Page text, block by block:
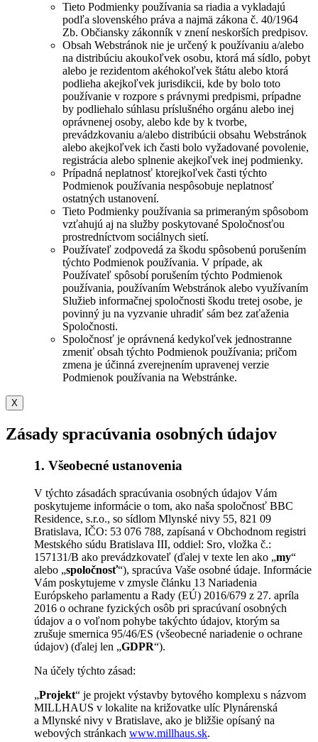
Tieto Podmienky používania sa riadia a vykladajú
podľa slovenského práva a najmä zákona č. 40/1964
Zb. Občiansky zákonník v znení neskorších predpisov.
Obsah Webstránok nie je určený k používaniu a/alebo
na distribúciu akoukoľvek osobu, ktorá má sídlo, pobyt
alebo je rezidentom akéhokoľvek štátu alebo ktorá
podlieha akejkoľvek jurisdikcii, kde by bolo toto
používanie v rozpore s právnymi predpismi, prípadne
by podliehalo súhlasu príslušného orgánu alebo inej
oprávnenej osoby, alebo kde by k tvorbe,
prevádzkovaniu a/alebo distribúcii obsahu Webstránok
alebo akejkoľvek ich časti bolo vyžadované povolenie,
registrácia alebo splnenie akejkoľvek inej podmienky.
Prípadná neplatnosť ktorejkoľvek časti týchto
Podmienok používania nespôsobuje neplatnosť
ostatných ustanovení.
Tieto Podmienky používania sa primeraným spôsobom
vzťahujú aj na služby poskytované Spoločnosťou
prostredníctvom sociálnych sietí.
Používateľ zodpovedá za škodu spôsobenú porušením
týchto Podmienok používania. V prípade, ak
Používateľ spôsobí porušením týchto Podmienok
používania, používaním Webstránok alebo využívaním
Služieb informačnej spoločnosti škodu tretej osobe, je
povinný ju na vyzvanie uhradiť sám bez zaťaženia
Spoločnosti.
Spoločnosť je oprávnená kedykoľvek jednostranne
zmeniť obsah týchto Podmienok používania; pričom
zmena je účinná zverejnením upravenej verzie
Podmienok používania na Webstránke.
X
Zásady spracúvania osobných údajov
1. Všeobecné ustanovenia
V týchto zásadách spracúvania osobných údajov Vám
poskytujeme informácie o tom, ako naša spoločnosť BBC
Residence, s.r.o., so sídlom Mlynské nivy 55, 821 09
Bratislava, IČO: 53 076 788, zapísaná v Obchodnom registri
Mestského súdu Bratislava III, oddiel: Sro, vložka č.:
157131/B ako prevádzkovateľ (ďalej v texte len ako „my“
alebo „spoločnosť“), spracúva Vaše osobné údaje. Informácie
Vám poskytujeme v zmysle článku 13 Nariadenia
Európskeho parlamentu a Rady (EÚ) 2016/679 z 27. apríla
2016 o ochrane fyzických osôb pri spracúvaní osobných
údajov a o voľnom pohybe takýchto údajov, ktorým sa
zrušuje smernica 95/46/ES (všeobecné nariadenie o ochrane
údajov) (ďalej len „GDPR“).
Na účely týchto zásad:
„Projekt“ je projekt výstavby bytového komplexu s názvom
MILLHAUS v lokalite na križovatke ulíc Plynárenská
a Mlynské nivy v Bratislave, ako je bližšie opísaný na
webových stránkach www.millhaus.sk.